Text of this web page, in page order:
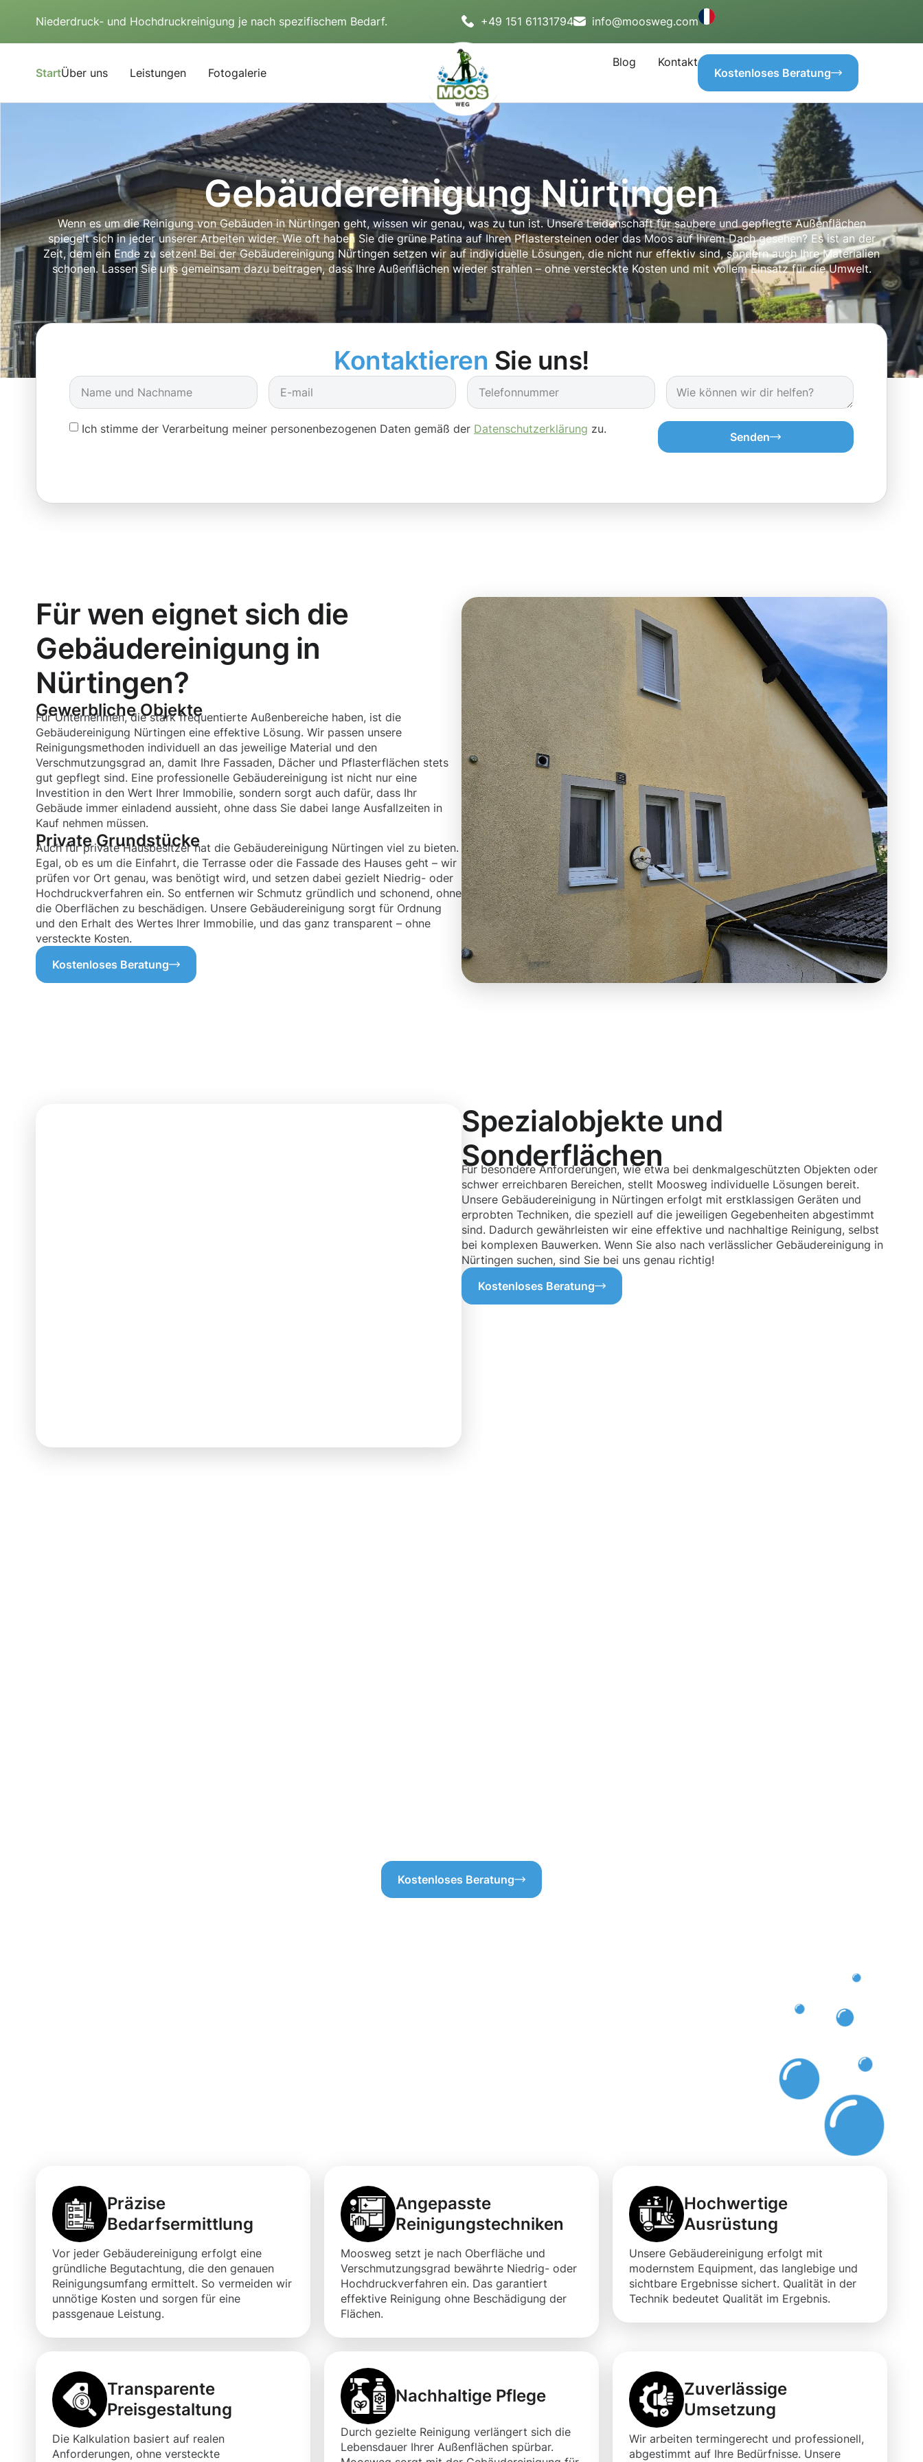
Niederdruck- und Hochdruckreinigung je nach spezifischem Bedarf. +49 151 61131794 info@moosweg.com
StartÜber uns Leistungen Fotogalerie
Blog
Kontakt
Kostenloses Beratung
Gebäudereinigung Nürtingen
Wenn es um die Reinigung von Gebäuden in Nürtingen geht, wissen wir genau, was zu tun ist. Unsere Leidenschaft für saubere und gepflegte Außenflächen
spiegelt sich in jeder unserer Arbeiten wider. Wie oft haben Sie die grüne Patina auf Ihren Pflastersteinen oder das Moos auf Ihrem Dach gesehen? Es ist an der
Zeit, dem ein Ende zu setzen! Bei der Gebäudereinigung Nürtingen setzen wir auf individuelle Lösungen, die nicht nur effektiv sind, sondern auch Ihre Materialien
schonen. Lassen Sie uns gemeinsam dazu beitragen, dass Ihre Außenflächen wieder strahlen – ohne versteckte Kosten und mit vollem Einsatz für die Umwelt.
Kontaktieren Sie uns!
Ich stimme der Verarbeitung meiner personenbezogenen Daten gemäß der Datenschutzerklärung zu.
Senden
Für wen eignet sich die
Gebäudereinigung in
Nürtingen?
Gewerbliche Objekte
Für Unternehmen, die stark frequentierte Außenbereiche haben, ist die
Gebäudereinigung Nürtingen eine effektive Lösung. Wir passen unsere
Reinigungsmethoden individuell an das jeweilige Material und den
Verschmutzungsgrad an, damit Ihre Fassaden, Dächer und Pflasterflächen stets
gut gepflegt sind. Eine professionelle Gebäudereinigung ist nicht nur eine
Investition in den Wert Ihrer Immobilie, sondern sorgt auch dafür, dass Ihr
Gebäude immer einladend aussieht, ohne dass Sie dabei lange Ausfallzeiten in
Kauf nehmen müssen.
Private Grundstücke
Auch für private Hausbesitzer hat die Gebäudereinigung Nürtingen viel zu bieten.
Egal, ob es um die Einfahrt, die Terrasse oder die Fassade des Hauses geht – wir
prüfen vor Ort genau, was benötigt wird, und setzen dabei gezielt Niedrig- oder
Hochdruckverfahren ein. So entfernen wir Schmutz gründlich und schonend, ohne
die Oberflächen zu beschädigen. Unsere Gebäudereinigung sorgt für Ordnung
und den Erhalt des Wertes Ihrer Immobilie, und das ganz transparent – ohne
versteckte Kosten.
Kostenloses Beratung
Spezialobjekte und
Sonderflächen
Für besondere Anforderungen, wie etwa bei denkmalgeschützten Objekten oder
schwer erreichbaren Bereichen, stellt Moosweg individuelle Lösungen bereit.
Unsere Gebäudereinigung in Nürtingen erfolgt mit erstklassigen Geräten und
erprobten Techniken, die speziell auf die jeweiligen Gegebenheiten abgestimmt
sind. Dadurch gewährleisten wir eine effektive und nachhaltige Reinigung, selbst
bei komplexen Bauwerken. Wenn Sie also nach verlässlicher Gebäudereinigung in
Nürtingen suchen, sind Sie bei uns genau richtig!
Kostenloses Beratung
Kostenloses Beratung
Präzise
Bedarfsermittlung
Vor jeder Gebäudereinigung erfolgt eine
gründliche Begutachtung, die den genauen
Reinigungsumfang ermittelt. So vermeiden wir
unnötige Kosten und sorgen für eine
passgenaue Leistung.
Angepasste
Reinigungstechniken
Moosweg setzt je nach Oberfläche und
Verschmutzungsgrad bewährte Niedrig- oder
Hochdruckverfahren ein. Das garantiert
effektive Reinigung ohne Beschädigung der
Flächen.
Hochwertige
Ausrüstung
Unsere Gebäudereinigung erfolgt mit
modernstem Equipment, das langlebige und
sichtbare Ergebnisse sichert. Qualität in der
Technik bedeutet Qualität im Ergebnis.
Transparente
Preisgestaltung
Die Kalkulation basiert auf realen
Anforderungen, ohne versteckte
Nachhaltige Pflege
Durch gezielte Reinigung verlängert sich die
Lebensdauer Ihrer Außenflächen spürbar.
Zuverlässige
Umsetzung
Wir arbeiten termingerecht und professionell,
abgestimmt auf Ihre Bedürfnisse. Unsere